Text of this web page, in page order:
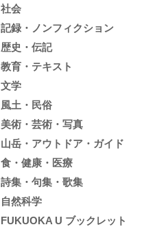
社会
記録・ノンフィクション
歴史・伝記
教育・テキスト
文学
風土・民俗
美術・芸術・写真
山岳・アウトドア・ガイド
食・健康・医療
詩集・句集・歌集
自然科学
FUKUOKA U ブックレット